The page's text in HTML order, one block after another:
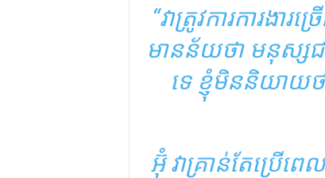
“វាត្រូវការការង
មានន័យថា មនុស្សជ
ទេ ខ្ញុំមិននិយាយថ
អ៊ុំ វា​គ្រាន់​តែ​ប្រើ​ព